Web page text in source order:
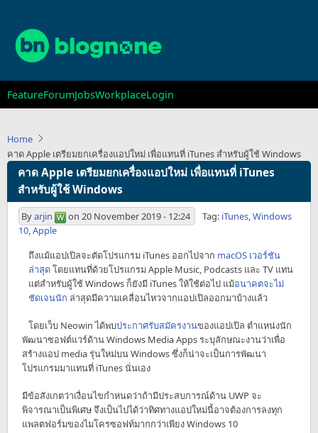
main
content
Main
navigation
FeatureForumJobsWorkplaceLogin
Home
คาด Apple เตรียมยกเครื่องแอปใหม่ เพื่อแทนที่ iTunes สำหรับผู้ใช้ Windows
คาด Apple เตรียมยกเครื่องแอปใหม่ เพื่อแทนที่ iTunes
สำหรับผู้ใช้ Windows
Byarjin on 20 November 2019 - 12:24 Tag: iTunes,Windows
10,Apple
ถึงแม้แอปเปิลจะตัดโปรแกรม iTunes ออกไปจาก macOS เวอร์ชัน
ล่าสุดโดยแทนที่ด้วยโปรแกรม Apple Music, Podcasts และ TV แทน
แต่สำหรับผู้ใช้ Windows ก็ยังมี iTunes ให้ใช้ต่อไป แม้อนาคตจะไม่
ชัดเจนนัก ล่าสุดมีความเคลื่อนไหวจากแอปเปิลออกมาบ้างแล้ว
โดยเว็บ Neowin ได้พบประกาศรับสมัครงานของแอปเปิล ตำแหน่งนัก
พัฒนาซอฟต์แวร์ด้าน Windows Media Apps ระบุลักษณะงานว่าเพื่อ
สร้างแอป media รุ่นใหม่บน Windows ซึ่งก็น่าจะเป็นการพัฒนา
โปรแกรมมาแทนที่ iTunes นั่นเอง
มีข้อสังเกตว่าเงื่อนไขกำหนดว่าถ้ามีประสบการณ์ด้าน UWP จะ
พิจารณาเป็นพิเศษ จึงเป็นไปได้ว่าทิศทางแอปใหม่นี้อาจต้องการลงทุก
แพลตฟอร์มของไมโครซอฟท์มากกว่าเพียง Windows 10